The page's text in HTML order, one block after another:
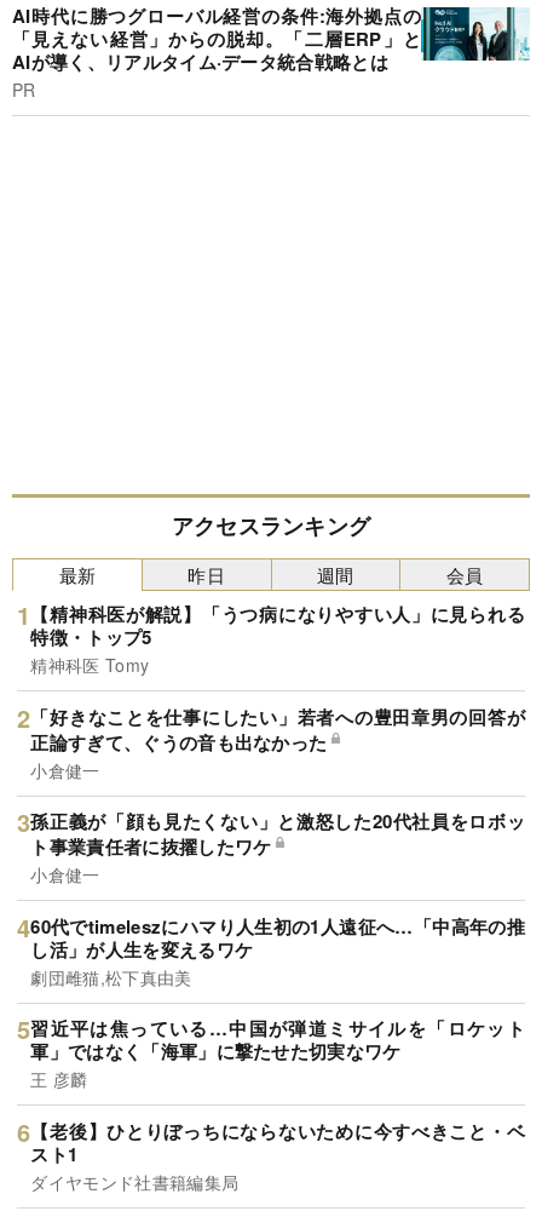
AI時代に勝つグローバル経営の条件:海外拠点の
「見えない経営」からの脱却。「二層ERP」と
AIが導く、リアルタイム·データ統合戦略とは
PR
アクセスランキング
最新
【精神科医が解説】「うつ病になりやすい人」に見られる
特徴・トップ5
精神科医 Tomy
「好きなことを仕事にしたい」若者への豊田章男の回答が
正論すぎて、ぐうの音も出なかった
小倉健一
孫正義が「顔も見たくない」と激怒した20代社員をロボッ
ト事業責任者に抜擢したワケ
小倉健一
60代でtimeleszにハマり人生初の1人遠征へ…「中高年の推
し活」が人生を変えるワケ
劇団雌猫,松下真由美
習近平は焦っている…中国が弾道ミサイルを「ロケット
軍」ではなく「海軍」に撃たせた切実なワケ
王 彦麟
【老後】ひとりぼっちにならないために今すべきこと・ベ
スト1
ダイヤモンド社書籍編集局
昨日 週間 会員